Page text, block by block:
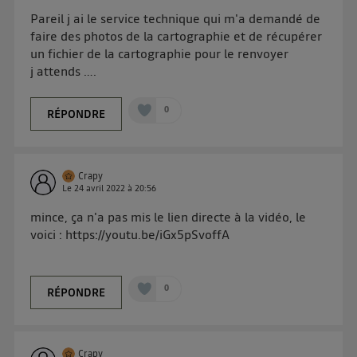
Pareil j ai le service technique qui m'a demandé de
faire des photos de la cartographie et de récupérer
un fichier de la cartographie pour le renvoyer
j attends ….
RÉPONDRE 0
Crapy
Le24 avril 2022 à20:56
mince, ça n'a pas mis le lien directe à la vidéo, le
voici : https://youtu.be/iGx5pSvoffA
RÉPONDRE 0
Crapy
Vous pouvez à tout moment retirer ce consentement
sur le portail d’Utiq("
") ou via la page
« gérer Utiq » en bas de ce site. Pour plus
d'information sur les données personnelles